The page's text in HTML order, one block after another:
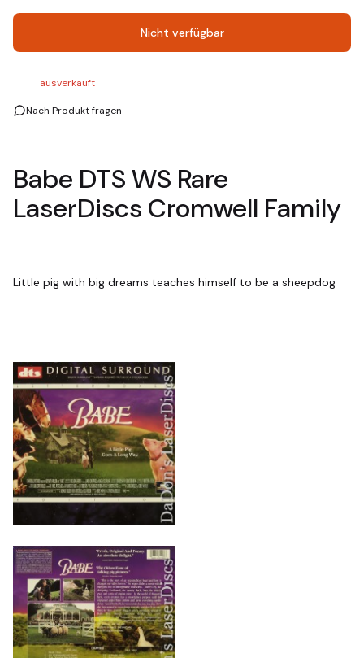
Nicht verfügbar
ausverkauft
Nach Produkt fragen
Babe DTS WS Rare
LaserDiscs Cromwell Family
Little pig with big dreams teaches himself to be a sheepdog